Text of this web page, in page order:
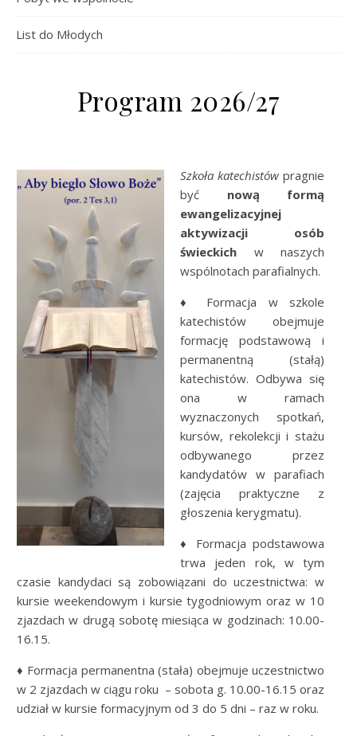
List do Młodych
Program 2026/27
Szkoła katechistów pragnie
być nową formą
ewangelizacyjnej
aktywizacji osób
świeckich w naszych
wspólnotach parafialnych.
♦ Formacja w szkole
katechistów obejmuje
formację podstawową i
permanentną (stałą)
katechistów. Odbywa się
ona w ramach
wyznaczonych spotkań,
kursów, rekolekcji i stażu
odbywanego przez
kandydatów w parafiach
(zajęcia praktyczne z
głoszenia kerygmatu).
♦ Formacja podstawowa
trwa jeden rok, w tym
czasie kandydaci są zobowiązani do uczestnictwa: w
kursie weekendowym i kursie tygodniowym oraz w 10
zjazdach w drugą sobotę miesiąca w godzinach: 10.00-
16.15.
♦ Formacja permanentna (stała) obejmuje uczestnictwo
w 2 zjazdach w ciągu roku – sobota g. 10.00-16.15 oraz
udział w kursie formacyjnym od 3 do 5 dni – raz w roku.